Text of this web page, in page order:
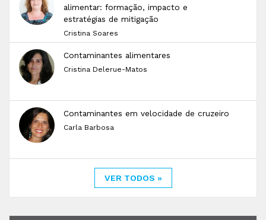
alimentar: formação, impacto e
estratégias de mitigação
Cristina Soares
Contaminantes alimentares
Cristina Delerue-Matos
Contaminantes em velocidade de cruzeiro
Carla Barbosa
VER TODOS »